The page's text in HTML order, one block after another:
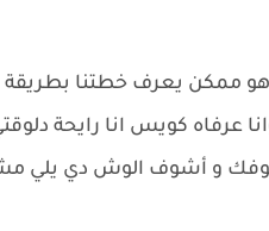
؛هو ممكن يعرف خطتنا
عرفاه كويس انا رايحة
و أشوف الوش دي يلي